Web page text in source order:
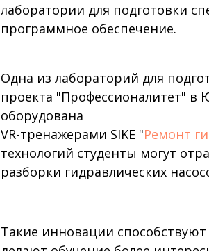
лаборатории для подготовки
программное обеспечение.
Одна из лабораторий для
проекта "Профессионалитет" в
оборудована
VR-тренажерами SIKE "Ремонт
технологий студенты могут
разборки гидравлических
Такие инновации